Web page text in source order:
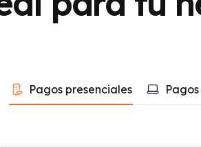
Pagos presenciales